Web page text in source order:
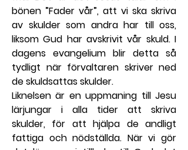
bönen ”Fader vår”, att vi ska skriva
av skulder som andra har till oss,
liksom Gud har avskrivit vår skuld. I
dagens evangelium blir detta så
tydligt när förvaltaren skriver ned
de skuldsattas skulder.
Liknelsen är en uppmaning till Jesu
lärjungar i alla tider att skriva
skulder, för att hjälpa de andligt
fattiga och nödställda. När vi gör